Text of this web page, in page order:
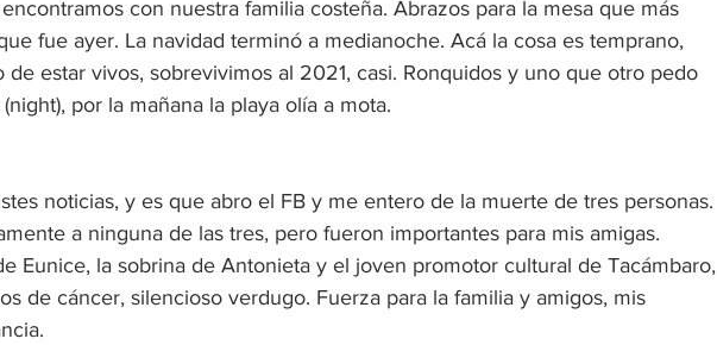
con nuestra familia costeña. Abrazos para la mesa que más
fue ayer. La navidad terminó a medianoche. Acá la cosa es temprano,
de estar vivos, sobrevivimos al 2021, casi. Ronquidos y uno que otro pedo
por la mañana la playa olía a mota.
noticias, y es que abro el FB y me entero de la muerte de tres personas.
a ninguna de las tres, pero fueron importantes para mis amigas.
Eunice, la sobrina de Antonieta y el joven promotor cultural de Tacámbaro,
de cáncer, silencioso verdugo. Fuerza para la familia y amigos, mis